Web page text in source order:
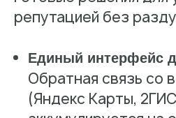
репутацией без
Единый интерфейс
Обратная связь со
(Яндекс Карты,